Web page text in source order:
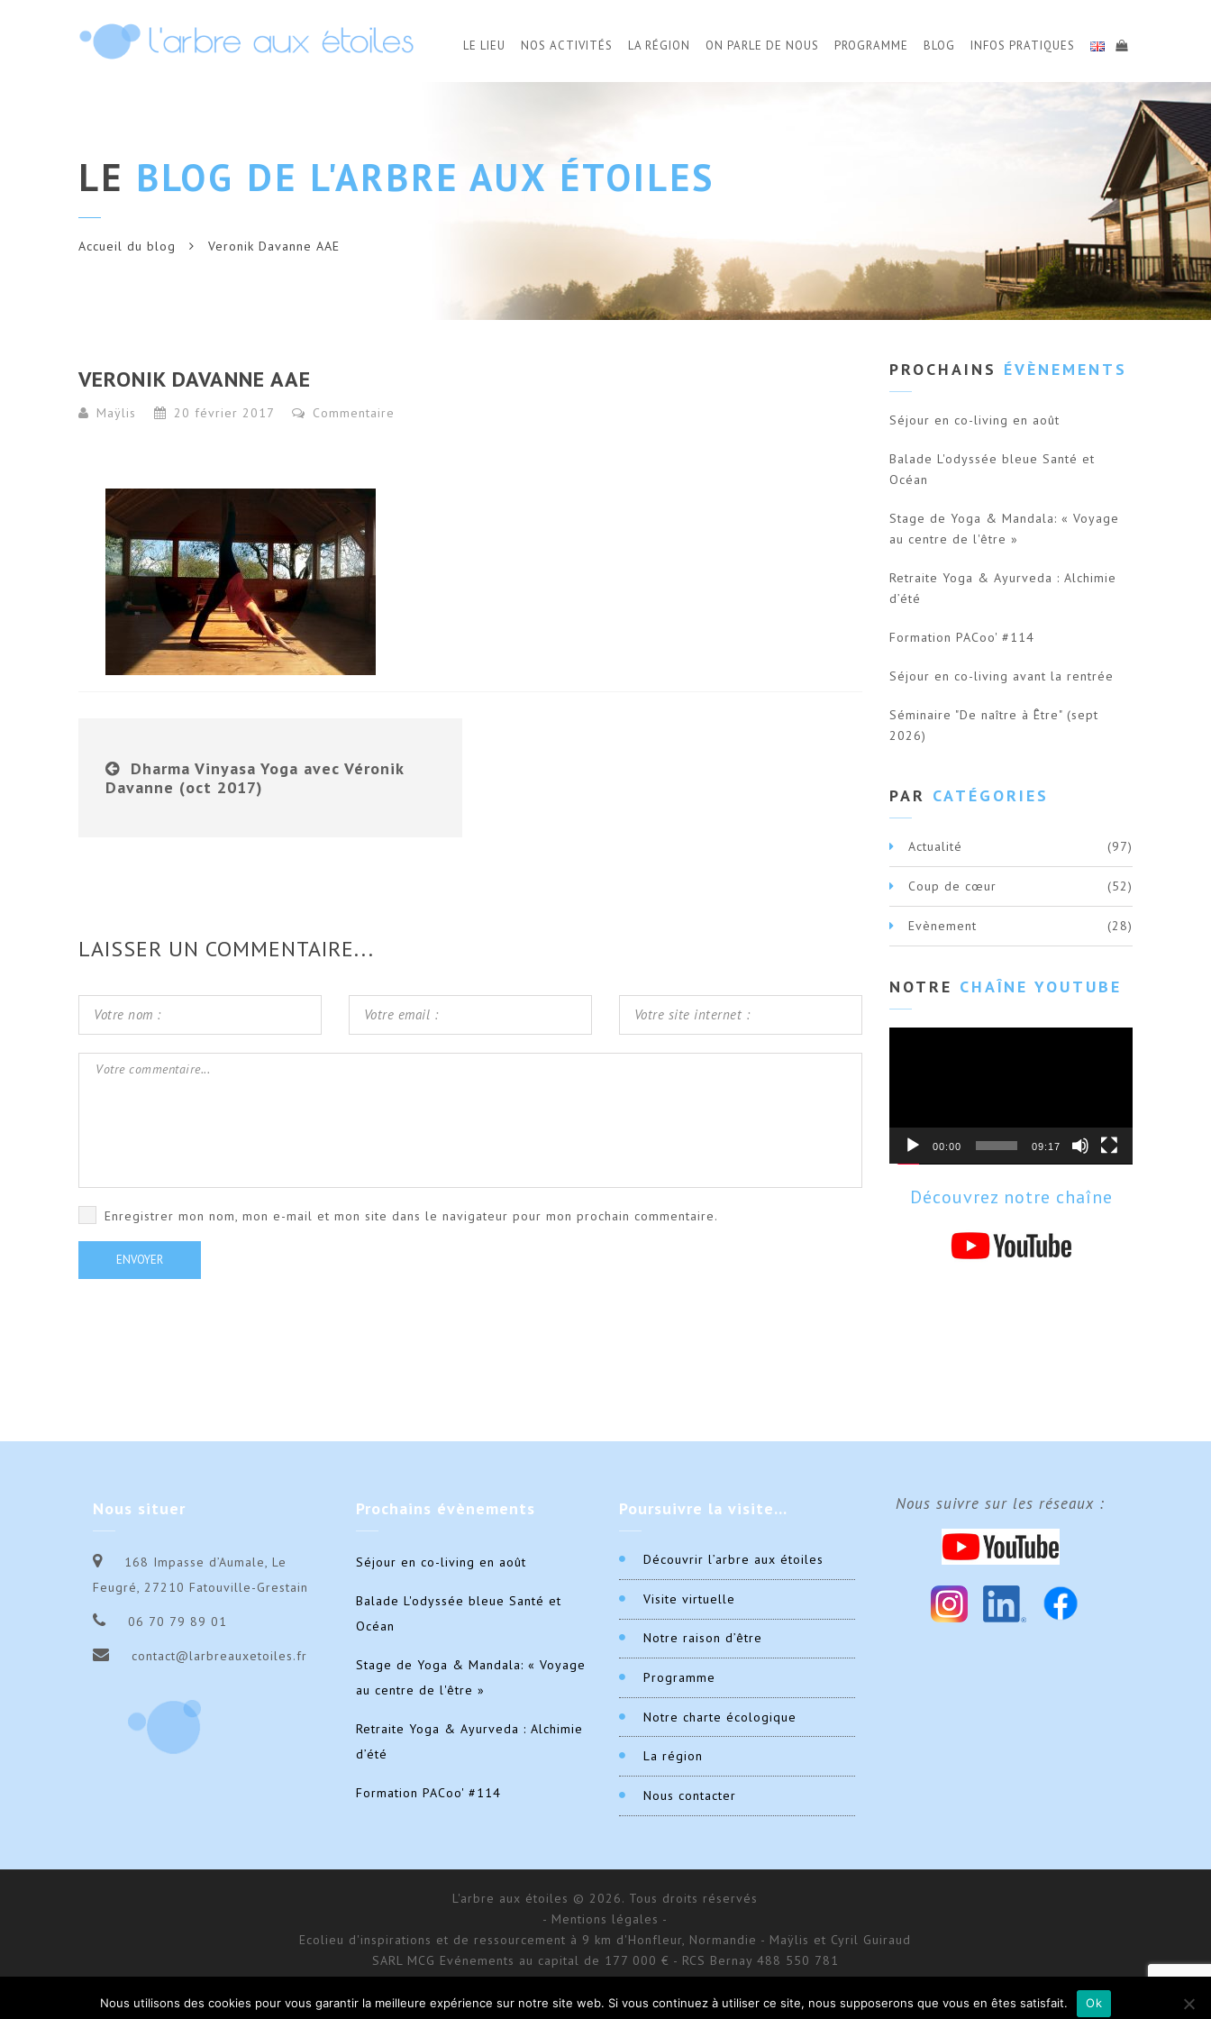
LE LIEU NOS ACTIVITÉS LA RÉGION ON PARLE DE NOUS PROGRAMME BLOG INFOS PRATIQUES
LE BLOG DE L'ARBRE AUX ÉTOILES
Accueil du blog Veronik Davanne AAE
VERONIK DAVANNE AAE
Maÿlis 20 février 2017 Commentaire
Dharma Vinyasa Yoga avec Véronik
Davanne (oct 2017)
LAISSER UN COMMENTAIRE...
Enregistrer mon nom, mon e-mail et mon site dans le navigateur pour mon prochain commentaire.
PROCHAINS ÉVÈNEMENTS
Séjour en co-living en août
Balade L'odyssée bleue Santé et
Océan
Stage de Yoga & Mandala: « Voyage
au centre de l'être »
Retraite Yoga & Ayurveda : Alchimie
d’été
Formation PACoo' #114
Séjour en co-living avant la rentrée
Séminaire "De naître à Être" (sept
2026)
PAR CATÉGORIES
Actualité (97)
Coup de cœur (52)
Evènement (28)
NOTRE CHAÎNE YOUTUBE
00:00 09:17
Découvrez notre chaîne
Nous situer
168 Impasse d’Aumale, Le
Feugré, 27210 Fatouville-Grestain
06 70 79 89 01
contact@larbreauxetoiles.fr
Prochains évènements
Séjour en co-living en août
Balade L'odyssée bleue Santé et
Océan
Stage de Yoga & Mandala: « Voyage
au centre de l'être »
Retraite Yoga & Ayurveda : Alchimie
d’été
Formation PACoo' #114
Poursuivre la visite…
Découvrir l’arbre aux étoiles
Visite virtuelle
Notre raison d’être
Programme
Notre charte écologique
La région
Nous contacter
Nous suivre sur les réseaux :
L'arbre aux étoiles © 2026. Tous droits réservés
- Mentions légales -
Ecolieu d'inspirations et de ressourcement à 9 km d'Honfleur, Normandie - Maÿlis et Cyril Guiraud
SARL MCG Evénements au capital de 177 000 € - RCS Bernay 488 550 781
168 impasse d’Aumale - 27 210 Fatouville-Grestain
Site réalisé parDonitow
Nous utilisons des cookies pour vous garantir la meilleure expérience sur notre site web. Si vous continuez à utiliser ce site, nous supposerons que vous en êtes satisfait. Ok